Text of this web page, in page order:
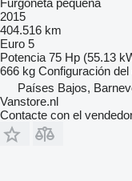
Furgoneta pequeña
2015
404.516 km
Euro 5
Potencia 75 Hp (55.13
666 kg Configuración del
Países Bajos,
Vanstore.nl
Contacte con el